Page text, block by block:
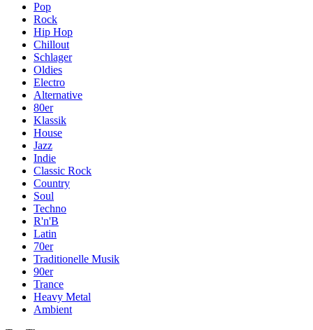
Pop
Rock
Hip Hop
Chillout
Schlager
Oldies
Electro
Alternative
80er
Klassik
House
Jazz
Indie
Classic Rock
Country
Soul
Techno
R'n'B
Latin
70er
Traditionelle Musik
90er
Trance
Heavy Metal
Ambient